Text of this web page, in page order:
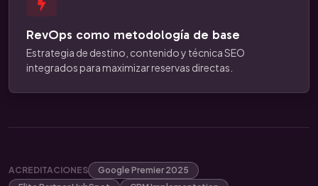
RevOps como metodología de base
Estrategia de destino, contenido y técnica SEO
integrados para maximizar reservas directas.
ACREDITACIONES
Google Premier 2025